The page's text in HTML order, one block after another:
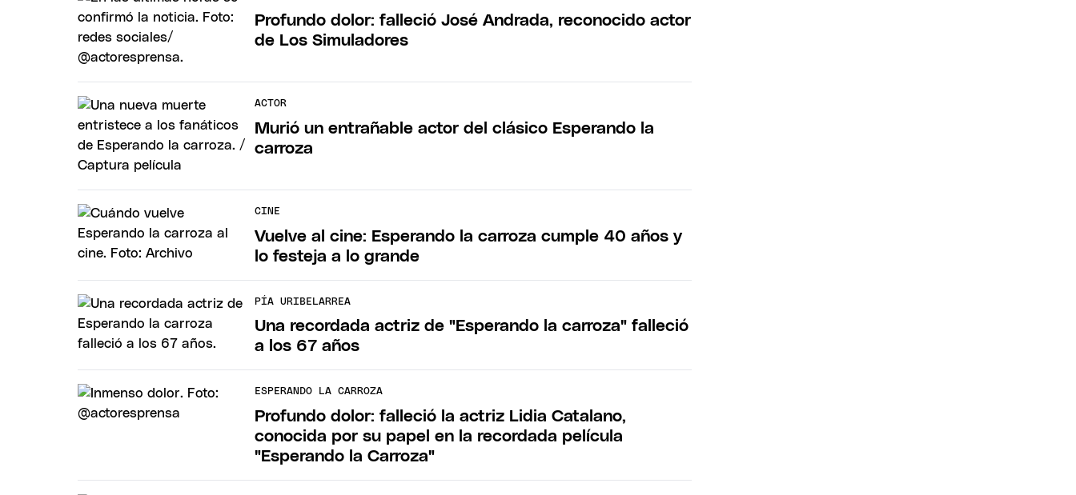
Profundo dolor: falleció José Andrada, reconocido actor
de Los Simuladores
ACTOR
Murió un entrañable actor del clásico Esperando la
carroza
CINE
Vuelve al cine: Esperando la carroza cumple 40 años y
lo festeja a lo grande
PÍA URIBELARREA
Una recordada actriz de "Esperando la carroza" falleció
a los 67 años
ESPERANDO LA CARROZA
Profundo dolor: falleció la actriz Lidia Catalano,
conocida por su papel en la recordada película
"Esperando la Carroza"